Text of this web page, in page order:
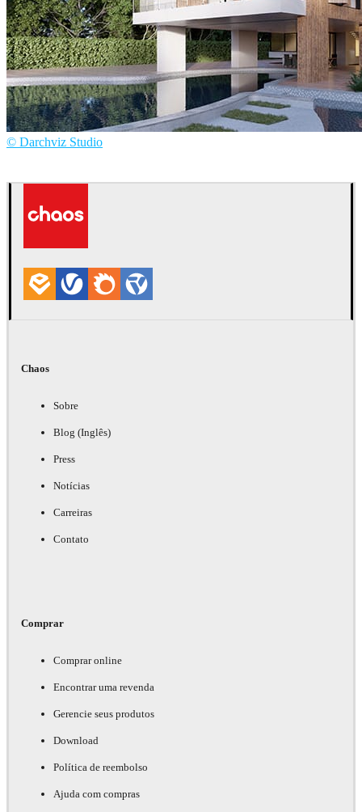
© Darchviz Studio
Chaos
Sobre
Blog (Inglês)
Press
Notícias
Carreiras
Contato
Comprar
Comprar online
Encontrar uma revenda
Gerencie seus produtos
Download
Política de reembolso
Ajuda com compras